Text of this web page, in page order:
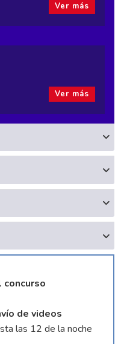
Ver más
Ver más
concurso
de videos
las 12 de la noche